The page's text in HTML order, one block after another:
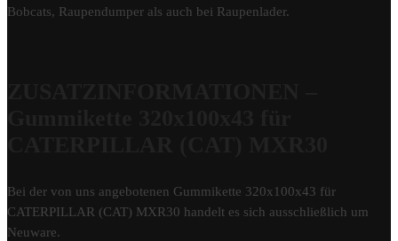
Bobcats, Raupendumper als auch bei Raupenlader.
Bei der von uns angebotenen Gummikette 320x100x43 für
CATERPILLAR (CAT) MXR30 handelt es sich ausschließlich um
Neuware.